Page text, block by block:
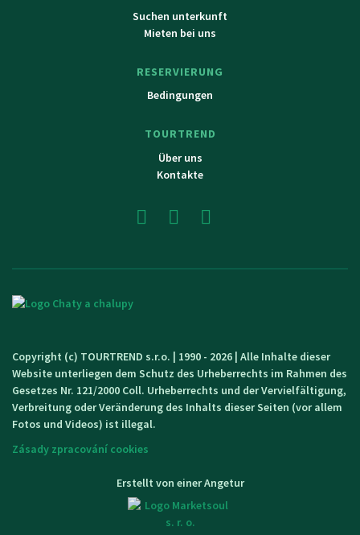
Suchen unterkunft
Mieten bei uns
RESERVIERUNG
Bedingungen
TOURTREND
Über uns
Kontakte
Copyright (c) TOURTREND s.r.o. | 1990 - 2026 | Alle Inhalte dieser
Website unterliegen dem Schutz des Urheberrechts im Rahmen des
Gesetzes Nr. 121/2000 Coll. Urheberrechts und der Vervielfältigung,
Verbreitung oder Veränderung des Inhalts dieser Seiten (vor allem
Fotos und Videos) ist illegal.
Zásady zpracování cookies
Erstellt von einer Angetur